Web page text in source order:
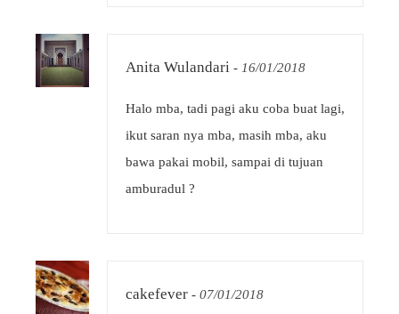
Anita Wulandari - 16/01/2018
Halo mba, tadi pagi aku coba buat lagi,
ikut saran nya mba, masih mba, aku
bawa pakai mobil, sampai di tujuan
amburadul ?
cakefever - 07/01/2018